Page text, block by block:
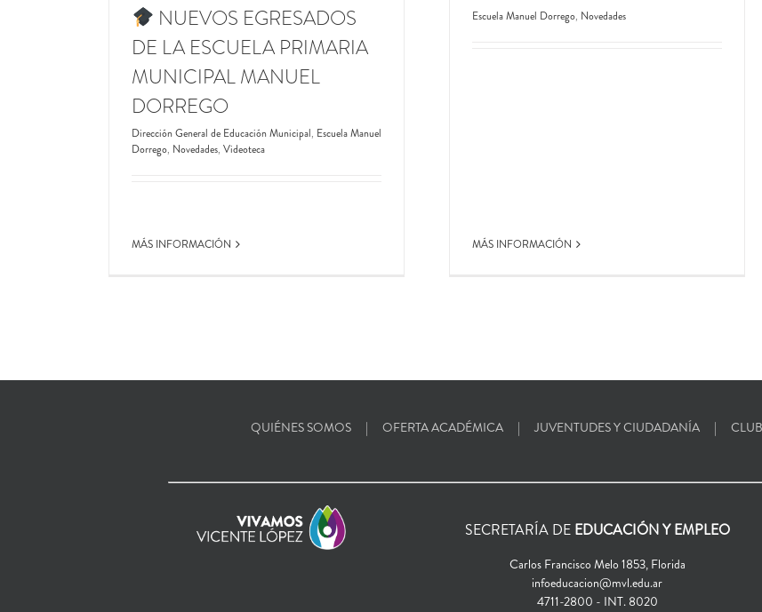
NUEVOS EGRESADOS
DE LA ESCUELA PRIMARIA
MUNICIPAL MANUEL
DORREGO
Dirección General de Educación Municipal, Escuela Manuel
Dorrego, Novedades, Videoteca
MÁS INFORMACIÓN
Escuela Manuel Dorrego, Novedades
MÁS INFORMACIÓN
QUIÉNES SOMOS OFERTA ACADÉMICA JUVENTUDES Y CIUDADANÍA
SECRETARÍA DE EDUCACIÓN Y EMPLEO
Carlos Francisco Melo 1853, Florida
infoeducacion@mvl.edu.ar
4711-2800 - INT. 8020